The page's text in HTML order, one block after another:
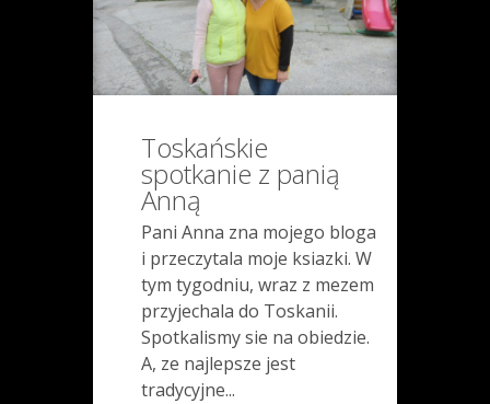
Toskańskie
spotkanie z panią
Anną
Pani Anna zna mojego bloga
i przeczytala moje ksiazki. W
tym tygodniu, wraz z mezem
przyjechala do Toskanii.
Spotkalismy sie na obiedzie.
A, ze najlepsze jest
tradycyjne...